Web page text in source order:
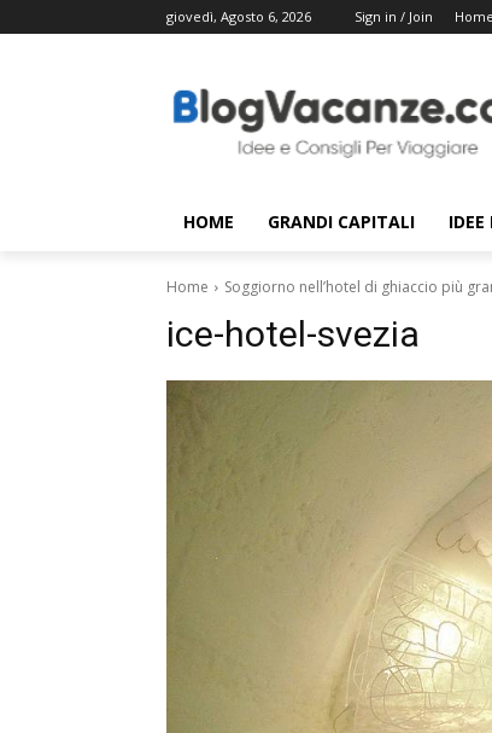
giovedì, Agosto 6, 2026 Sign in / Join Home
HOME GRANDI CAPITALI IDEE
Home Soggiorno nell’hotel di ghiaccio più
ice-hotel-svezia